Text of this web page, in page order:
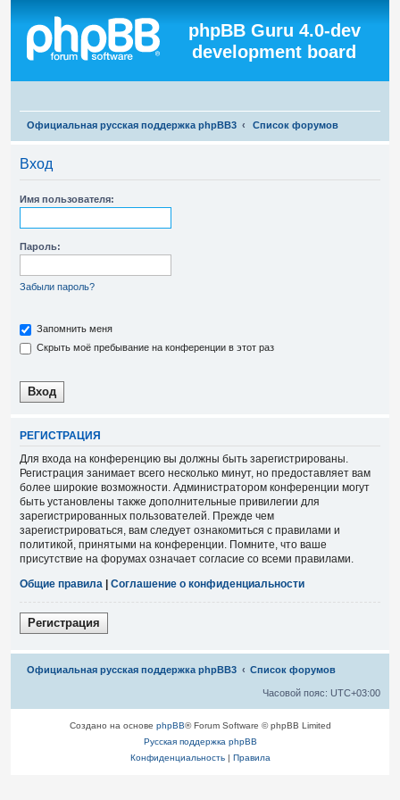
phpBB Guru 4.0-dev
development board
Официальная русская поддержка phpBB3 Список форумов
Вход
Имя пользователя:
Пароль:
Забыли пароль?
Запомнить меня
Скрыть моё пребывание на конференции в этот раз
РЕГИСТРАЦИЯ
Для входа на конференцию вы должны быть зарегистрированы.
Регистрация занимает всего несколько минут, но предоставляет вам
более широкие возможности. Администратором конференции могут
быть установлены также дополнительные привилегии для
зарегистрированных пользователей. Прежде чем
зарегистрироваться, вам следует ознакомиться с правилами и
политикой, принятыми на конференции. Помните, что ваше
присутствие на форумах означает согласие со всеми правилами.
Общие правила
Соглашение о конфиденциальности
Регистрация
Официальная русская поддержка phpBB3 Список форумов
Часовой пояс: UTC+03:00
Связаться с
Создано на основе phpBB® Forum Software © phpBB Limited
Русская поддержка phpBB
Конфиденциальность| Правила